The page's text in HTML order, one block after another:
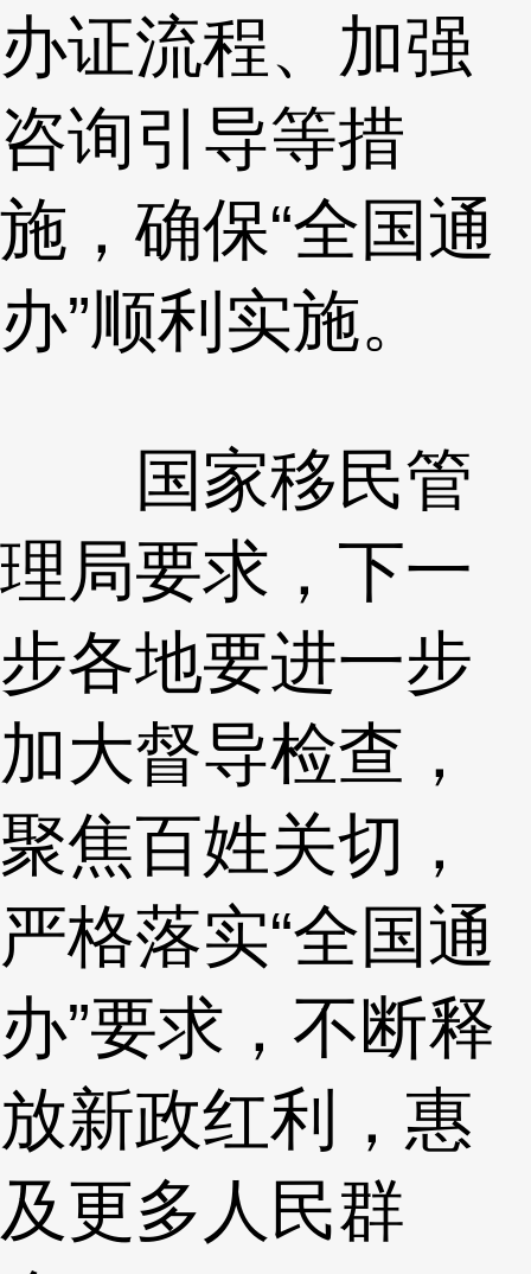
办证流程、加强
咨询引导等措
施，确保“全国通
办”顺利实施。
国家移民管
理局要求，下一
步各地要进一步
加大督导检查，
聚焦百姓关切，
严格落实“全国通
办”要求，不断释
放新政红利，惠
及更多人民群